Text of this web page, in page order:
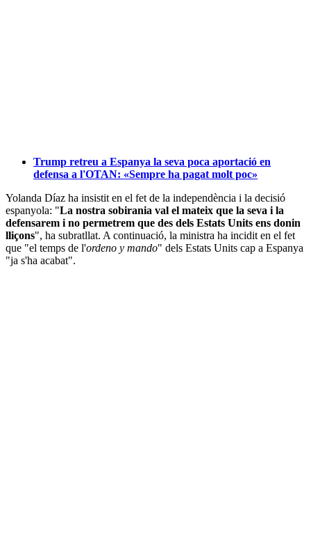
Trump retreu a Espanya la seva poca aportació en
defensa a l'OTAN: «Sempre ha pagat molt poc»
Yolanda Díaz ha insistit en el fet de la independència i la decisió
espanyola: "La nostra sobirania val el mateix que la seva i la
defensarem i no permetrem que des dels Estats Units ens donin
lliçons", ha subratllat. A continuació, la ministra ha incidit en el fet
que "el temps de l'ordeno y mando" dels Estats Units cap a Espanya
"ja s'ha acabat".